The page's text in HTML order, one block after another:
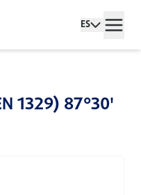
ES
1329) 87°30'